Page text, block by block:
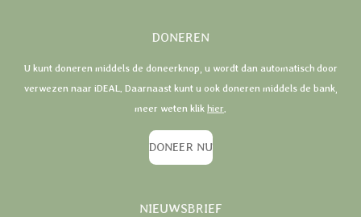
DONEREN
U kunt doneren middels de doneerknop, u wordt dan automatisch door
verwezen naar iDEAL. Daarnaast kunt u ook doneren middels de bank,
meer weten klik hier
DONEER NU
NIEUWSBRIEF